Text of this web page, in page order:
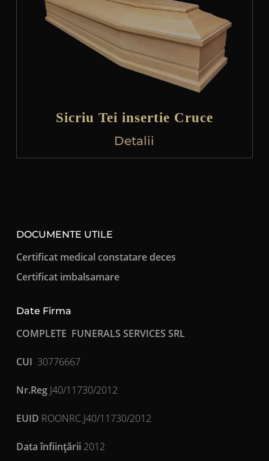
Sicriu Tei insertie Cruce
Detalii
DOCUMENTE UTILE
Certificat medical constatare deces
Certificat imbalsamare
Date Firma
COMPLETE FUNERALS SERVICES SRL
CUI 30776667
Nr.RegJ40/11730/2012
EUID ROONRC.J40/11730/2012
Data înfiinţării 2012